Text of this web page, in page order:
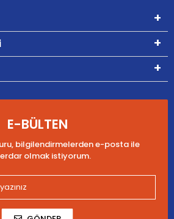
E-BÜLTEN
bilgilendirmelerden e-posta ile
olmak istiyorum.